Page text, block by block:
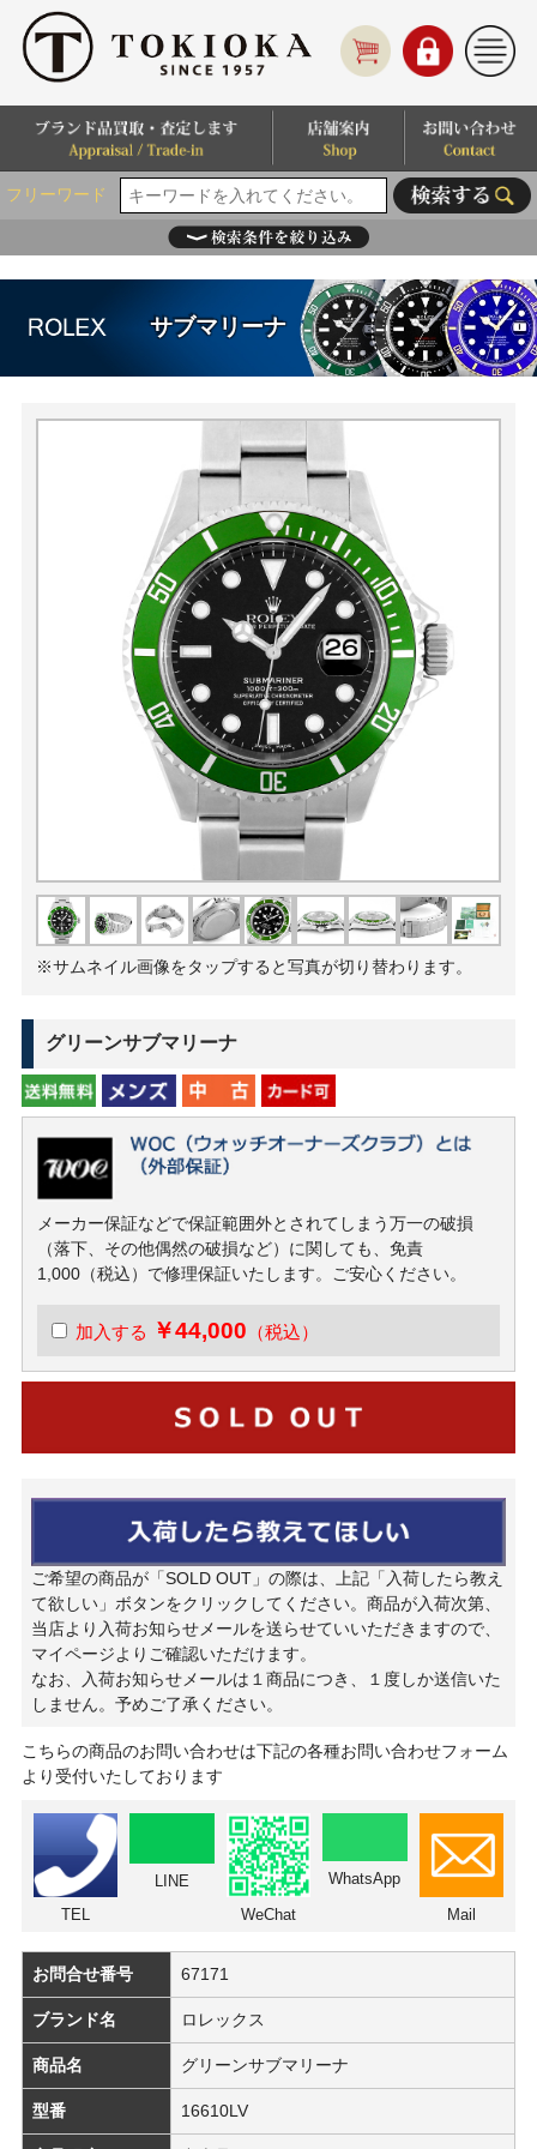
フリーワード
サブマリーナ
※サムネイル画像をタップすると写真が切り替わります。
グリーンサブマリーナ
メーカー保証などで保証範囲外とされてしまう万一の破損
（落下、その他偶然の破損など）に関しても、免責
1,000（税込）で修理保証いたします。ご安心ください。
加入する ￥44,000 （税込）
ご希望の商品が「SOLD OUT」の際は、上記「入荷したら教え
て欲しい」ボタンをクリックしてください。商品が入荷次第、
当店より入荷お知らせメールを送らせていいただきますので、
マイページよりご確認いただけます。
なお、入荷お知らせメールは１商品につき、１度しか送信いた
しません。予めご了承ください。
こちらの商品のお問い合わせは下記の各種お問い合わせフォーム
より受付いたしております
TEL
LINE
WeChat
WhatsApp
Mail
お問合せ番号 67171
ブランド名 ロレックス
商品名 グリーンサブマリーナ
型番 16610LV